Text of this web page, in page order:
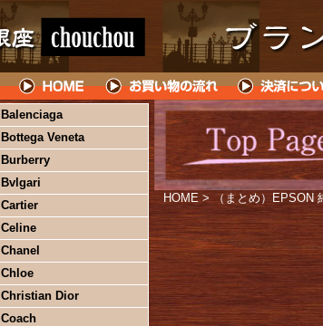
Balenciaga
Bottega Veneta
Burberry
Bvlgari
Cartier
Celine
Chanel
Chloe
Christian Dior
Coach
HOME > （まとめ）EPSON